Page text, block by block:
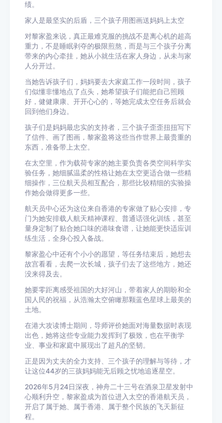
绩。
家人是最坚实的后盾，三个孩子用图画送妈妈上太空
对黎家盈来说，真正最难克服的挑战不是离心机的超高
重力，不是睡眠剥夺的极限煎熬，而是与三个孩子分离
带来的内心牵挂，她从小就生活在家人身边，从未与家
人分开过。
当她告诉孩子们，妈妈要去大家庭工作一段时间，孩子
们似懂非懂地点了点头，她希望孩子们能把自己照顾
好，健健康康、开开心心的，等她完成太空任务后就会
回到他们身边。
孩子们是妈妈最忠实的支持者，三个孩子歪歪扭扭写下
了信件、画了图画，黎家盈将这些当作世界上最贵重的
东西，准备带上太空。
在太空里，作为载荷专家的她主要负责各类空间科学实
验任务，她细腻温柔的性格让她在太空更适合做一些精
细操作，三位航天员相互配合，那些比较精细的实验操
作她会做得更多一些。
航天员中心还为这位来自香港的专家做了贴心安排，专
门为她安排载人航天精神课程、普通话强化训练，甚至
量身定制了贴合她口味的港味食谱，让她能更快适应训
练生活，全身心投入备战。
黎家盈心中还有个小小的愿望，等任务结束后，她想去
故宫看看，去爬一次长城，孩子们去了这些地方，她还
没来得及去。
她要零距离感受祖国的大好河山，带着家人的期盼和全
国人民的祝福，从浩瀚太空俯瞰那颗蓝色星球上最美的
土地。
在港大攻读博士期间，导师评价她面对海量数据时表现
出色，她将这些专业能力发挥到了极致，也在平衡学
业、事业和家庭中展现出了超凡的坚韧。
正是因为丈夫的全力支持、三个孩子的理解与等待，才
让这位44岁的三孩妈妈能无后顾之忧地追逐星空。
2026年5月24日深夜，神舟二十三号在酒泉卫星发射中
心顺利升空，黎家盈成为首位进入太空的香港航天员，
开启了属于她、属于香港、属于整个民族的飞天新征
程。